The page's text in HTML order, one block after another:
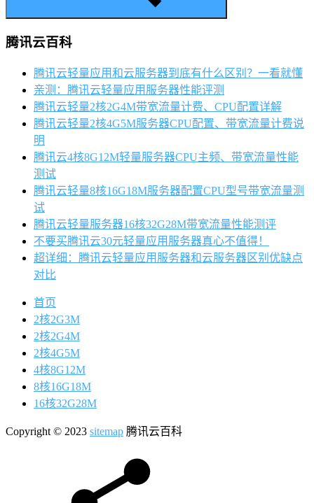
腾讯云百科
腾讯云轻量应用和云服务器到底有什么区别？一看就懂
亲测：腾讯云轻量应用服务器性能评测
腾讯云轻量2核2G4M带宽流量计费、CPU配置详解
腾讯云轻量2核4G5M服务器CPU配置、带宽流量计费说
明
腾讯云4核8G12M轻量服务器CPU主频、带宽流量性能
测试
腾讯云轻量8核16G18M服务器配置CPU型号带宽流量测
试
腾讯云轻量服务器16核32G28M带宽流量性能测评
不要买腾讯云30元轻量应用服务器真心不值得！
超详细：腾讯云轻量应用服务器和云服务器区别优缺点
对比
首页
2核2G3M
2核2G4M
2核4G5M
4核8G12M
8核16G18M
16核32G28M
Copyright © 2023 sitemap 腾讯云百科